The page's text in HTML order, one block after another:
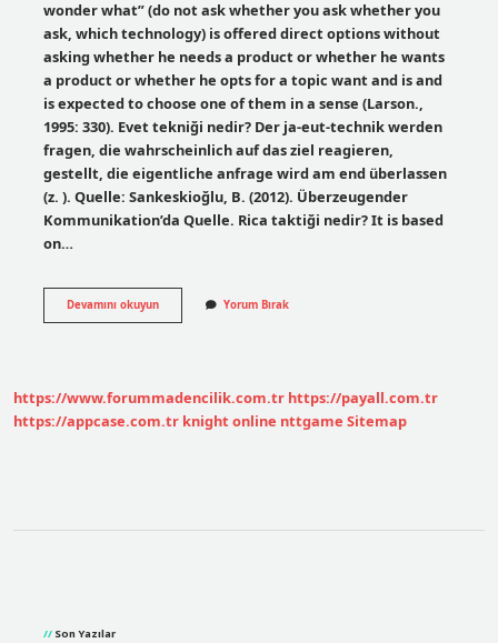
wonder what” (do not ask whether you ask whether you
ask, which technology) is offered direct options without
asking whether he needs a product or whether he wants
a product or whether he opts for a topic want and is and
is expected to choose one of them in a sense (Larson.,
1995: 330). Evet tekniği nedir? Der ja-eut-technik werden
fragen, die wahrscheinlich auf das ziel reagieren,
gestellt, die eigentliche anfrage wird am end überlassen
(z. ). Quelle: Sankeskioğlu, B. (2012). Überzeugender
Kommunikation’da Quelle. Rica taktiği nedir? It is based
on…
Devamını okuyunAcaba
Yerine
Yorum Bırak
https://www.forummadencilik.com.tr https://payall.com.tr
https://appcase.com.tr knight online nttgame Sitemap
Son Yazılar